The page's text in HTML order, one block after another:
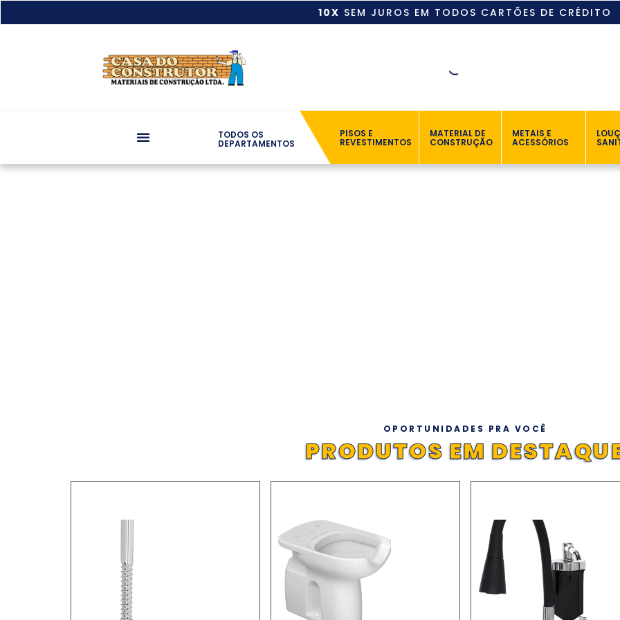
10X SEM JUROS EM TODOS CARTÕES DE CRÉDITO
TODOS OS
DEPARTAMENTOS
PISOS E
REVESTIMENTOS
MATERIAL DE
CONSTRUÇÃO
METAIS E
ACESSÓRIOS
OPORTUNIDADES PRA VOCÊ
PRODUTOS EM